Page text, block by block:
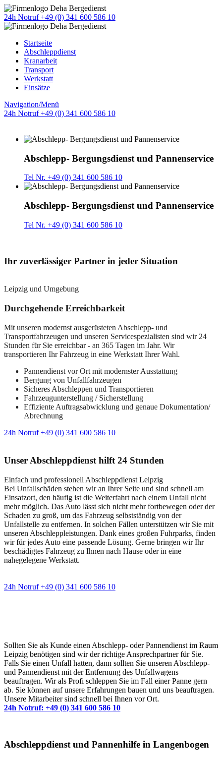
24h Notruf +49 (0) 341 600 586 10
Startseite
Abschleppdienst
Kranarbeit
Transport
Werkstatt
Einsätze
Navigation/Menü
24h Notruf +49 (0) 341 600 586 10
Abschlepp- Bergungsdienst und Pannenservice
Tel Nr. +49 (0) 341 600 586 10
Abschlepp- Bergungsdienst und Pannenservice
Tel Nr. +49 (0) 341 600 586 10
Ihr zuverlässiger Partner in jeder Situation
Leipzig und Umgebung
Durchgehende Erreichbarkeit
Mit unseren modernst ausgerüsteten Abschlepp- und
Transportfahrzeugen und unseren Servicespezialisten sind wir 24
Stunden für Sie erreichbar - an 365 Tagen im Jahr. Wir
transportieren Ihr Fahrzeug in eine Werkstatt Ihrer Wahl.
Pannendienst vor Ort mit modernster Ausstattung
Bergung von Unfallfahrzeugen
Sicheres Abschleppen und Transportieren
Fahrzeugunterstellung / Sicherstellung
Effiziente Auftragsabwicklung und genaue Dokumentation/
Abrechnung
24h Notruf +49 (0) 341 600 586 10
Unser Abschleppdienst hilft 24 Stunden
Einfach und professionell Abschleppdienst Leipzig
Bei Unfallschäden stehen wir an Ihrer Seite und sind schnell am
Einsatzort, den häufig ist die Weiterfahrt nach einem Unfall nicht
mehr möglich. Das Auto lässt sich nicht mehr fortbewegen oder der
Schaden zu groß, um das Fahrzeug selbstständig von der
Unfallstelle zu entfernen. In solchen Fällen unterstützen wir Sie mit
unseren Abschleppleistungen. Dank eines großen Fuhrparks, finden
wir für jedes Auto eine passende Lösung. Gerne bringen wir Ihr
beschädigtes Fahrzeug zu Ihnen nach Hause oder in eine
nahegelegene Werkstatt.
24h Notruf +49 (0) 341 600 586 10
Sollten Sie als Kunde einen Abschlepp- oder Pannendienst im Raum
Leipzig benötigen sind wir der richtige Ansprechpartner für Sie.
Falls Sie einen Unfall hatten, dann sollten Sie unseren Abschlepp-
und Pannendienst mit der Entfernung des Unfallwagens
beauftragen. Wir als Profi schleppen Sie im Fall einer Panne gern
ab. Sie können auf unsere Erfahrungen bauen und uns beauftragen.
Unsere Mitarbeiter sind schnell bei Ihnen vor Ort.
24h Notruf: +49 (0) 341 600 586 10
Abschleppdienst und Pannenhilfe in Langenbogen